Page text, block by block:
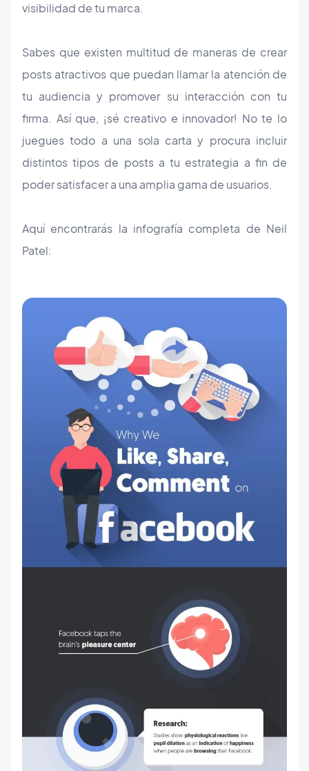
visibilidad de tu marca.
Sabes que existen multitud de maneras de crear
posts atractivos que puedan llamar la atención de
tu audiencia y promover su interacción con tu
firma. Así que, ¡sé creativo e innovador! No te lo
juegues todo a una sola carta y procura incluir
distintos tipos de posts a tu estrategia a fin de
poder satisfacer a una amplia gama de usuarios.
Aquí encontrarás la infografía completa de Neil
Patel: